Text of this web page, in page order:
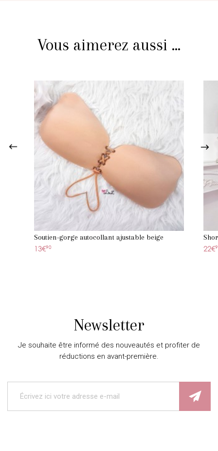
Vous aimerez aussi ...
Soutien-gorge autocollant ajustable beige
13€90
22€
Newsletter
Je souhaite être informé des nouveautés et profiter de
réductions en avant-première.